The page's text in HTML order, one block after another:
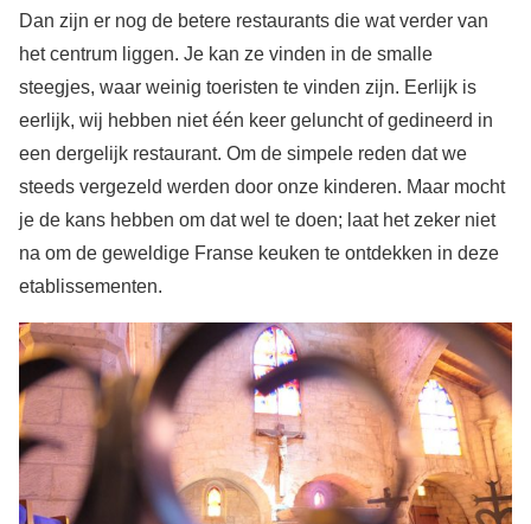
Dan zijn er nog de betere restaurants die wat verder van
het centrum liggen. Je kan ze vinden in de smalle
steegjes, waar weinig toeristen te vinden zijn. Eerlijk is
eerlijk, wij hebben niet één keer geluncht of gedineerd in
een dergelijk restaurant. Om de simpele reden dat we
steeds vergezeld werden door onze kinderen. Maar mocht
je de kans hebben om dat wel te doen; laat het zeker niet
na om de geweldige Franse keuken te ontdekken in deze
etablissementen.